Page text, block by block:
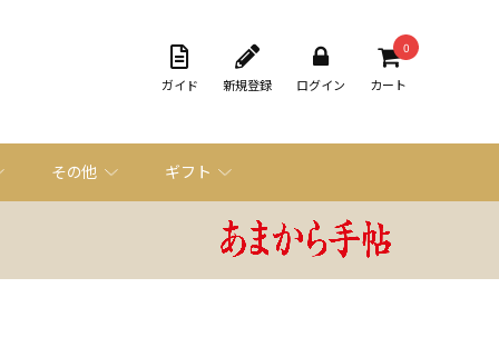
ガイド 新規登録 ログイン
0
カート
その他 ギフト